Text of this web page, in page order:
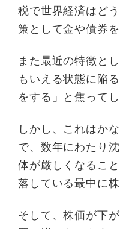
税で世界経済はど
策として金や債券
また最近の特徴と
もいえる状態に陥
をする」と焦って
しかし、これはか
で、数年にわたり
体が厳しくなるこ
落している最中に
そして、株価が下